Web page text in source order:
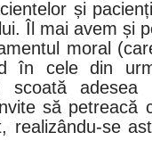
și
Îl mai avem și
moral
în cele din
scoată
să petreacă
realizându-se